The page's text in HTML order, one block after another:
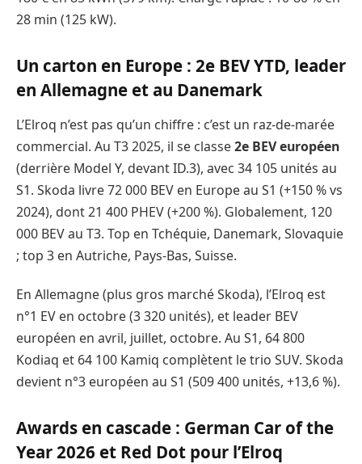
28 min (125 kW).
Un carton en Europe : 2e BEV YTD, leader
en Allemagne et au Danemark
L’Elroq n’est pas qu’un chiffre : c’est un raz-de-marée
commercial. Au T3 2025, il se classe2e BEV européen
(derrière Model Y, devant ID.3), avec 34 105 unités au
S1. Skoda livre 72 000 BEV en Europe au S1 (+150 % vs
2024), dont 21 400 PHEV (+200 %). Globalement, 120
000 BEV au T3. Top en Tchéquie, Danemark, Slovaquie
; top 3 en Autriche, Pays-Bas, Suisse.
En Allemagne (plus gros marché Skoda), l’Elroq est
n°1 EV en octobre (3 320 unités), et leader BEV
européen en avril, juillet, octobre. Au S1, 64 800
Kodiaq et 64 100 Kamiq complètent le trio SUV. Skoda
devient n°3 européen au S1 (509 400 unités, +13,6 %).
Awards en cascade : German Car of the
Year 2026 et Red Dot pour l’Elroq